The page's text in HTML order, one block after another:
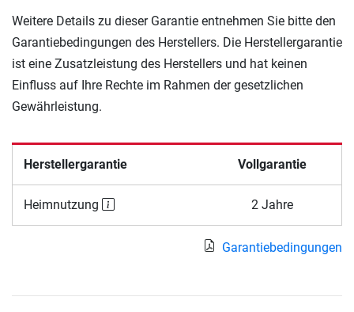
Weitere Details zu dieser Garantie entnehmen Sie bitte den
Garantiebedingungen des Herstellers. Die Herstellergarantie
ist eine Zusatzleistung des Herstellers und hat keinen
Einfluss auf Ihre Rechte im Rahmen der gesetzlichen
Gewährleistung.
Herstellergarantie Vollgarantie
Heimnutzung 2 Jahre
Garantiebedingungen